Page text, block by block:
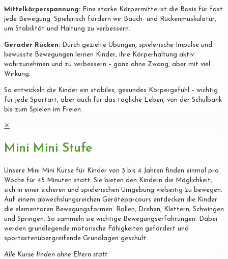
Mittelkörperspannung: Eine starke Körpermitte ist die Basis für fast
jede Bewegung. Spielerisch fördern wir Bauch- und Rückenmuskulatur,
um Stabilität und Haltung zu verbessern.
Gerader Rücken: Durch gezielte Übungen, spielerische Impulse und
bewusste Bewegungen lernen Kinder, ihre Körperhaltung aktiv
wahrzunehmen und zu verbessern – ganz ohne Zwang, aber mit viel
Wirkung.
So entwickeln die Kinder ein stabiles, gesundes Körpergefühl – wichtig
für jede Sportart, aber auch für das tägliche Leben, von der Schulbank
bis zum Spielen im Freien.
✕
Mini Mini Stufe
Unsere Mini Mini Kurse für Kinder von 3 bis 4 Jahren finden einmal pro
Woche für 45 Minuten statt. Sie bieten den Kindern die Möglichkeit,
sich in einer sicheren und spielerischen Umgebung vielseitig zu bewegen.
Auf einem abwechslungsreichen Geräteparcours entdecken die Kinder
die elementaren Bewegungsformen: Rollen, Drehen, Klettern, Schwingen
und Springen. So sammeln sie wichtige Bewegungserfahrungen. Dabei
werden grundlegende motorische Fähigkeiten gefördert und
sportartenübergreifende Grundlagen geschult.
Alle Kurse finden ohne Eltern statt.